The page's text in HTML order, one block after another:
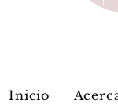
Inicio